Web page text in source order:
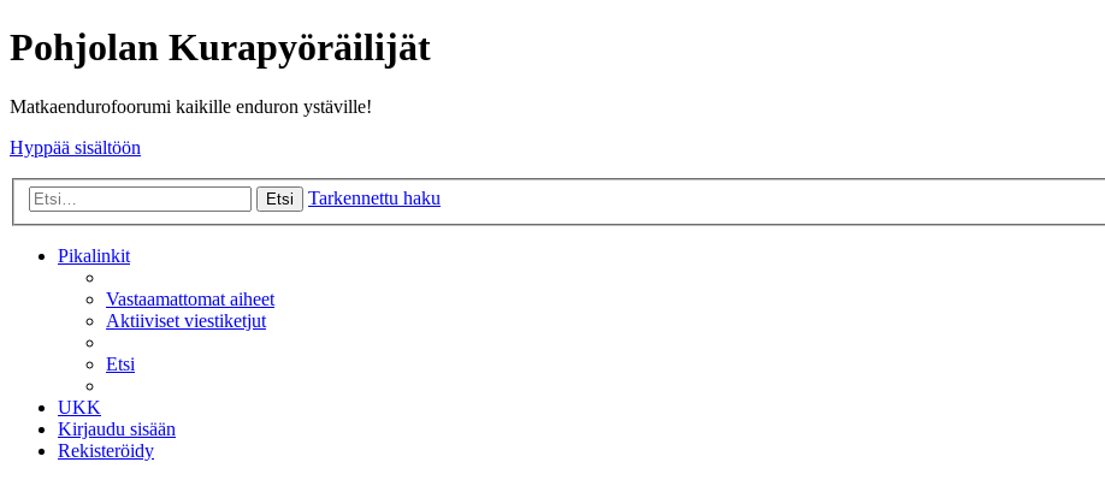
Pohjolan Kurapyöräilijät
Matkaendurofoorumi kaikille enduron ystäville!
Hyppää sisältöön
Etsi Tarkennettu haku
Pikalinkit
Vastaamattomat aiheet
Aktiiviset viestiketjut
Etsi
UKK
Kirjaudu sisään
Rekisteröidy